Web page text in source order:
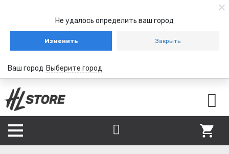
Не удалось определить ваш город
Изменить Закрыть
Ваш город Выберите город